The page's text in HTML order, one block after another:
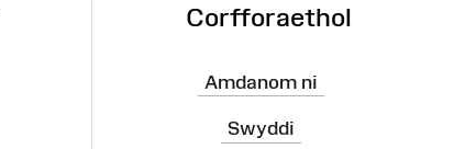
Corfforaethol
Amdanom ni
Swyddi